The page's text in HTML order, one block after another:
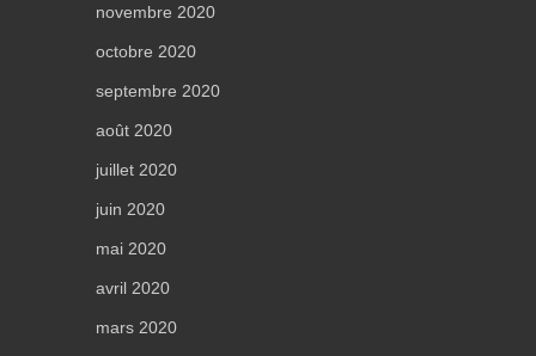
novembre 2020
octobre 2020
septembre 2020
août 2020
juillet 2020
juin 2020
mai 2020
avril 2020
mars 2020